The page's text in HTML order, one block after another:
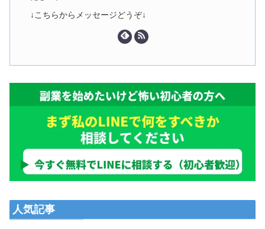
↓こちらからメッセージどうぞ↓
人気記事